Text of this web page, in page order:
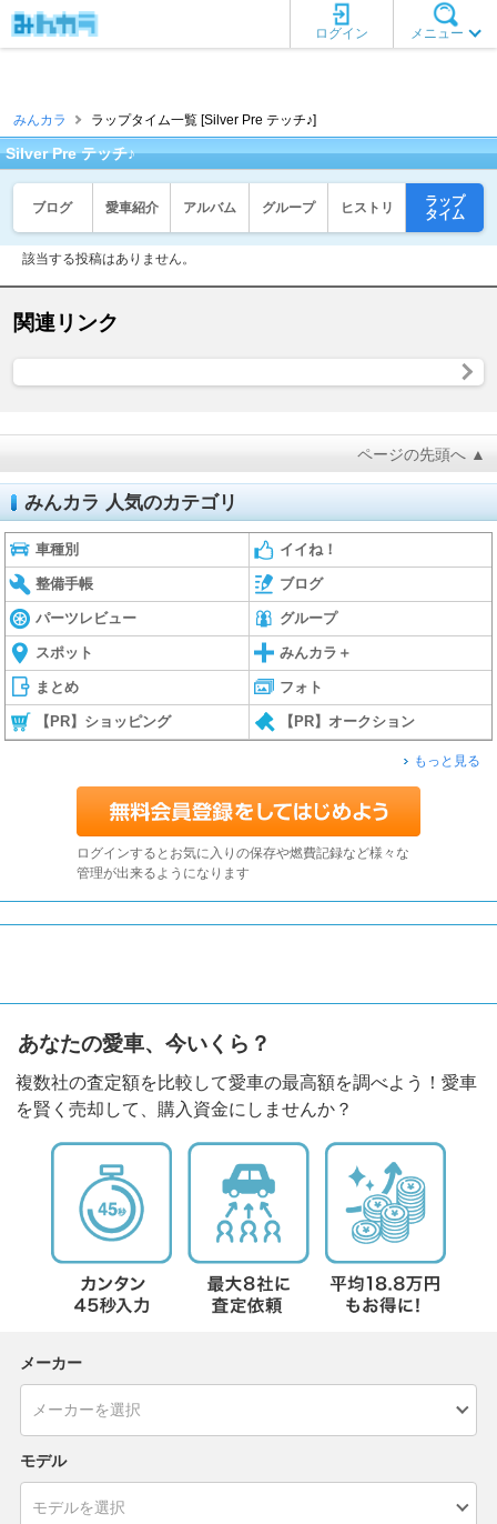
メニュー
ログイン
みんカラ ラップタイム一覧 [Silver Pre テッチ♪]
Silver Pre テッチ♪
ブログ 愛車紹介 アルバム グループ ヒストリ
ラップ
タイム
該当する投稿はありません。
関連リンク
ページの先頭へ ▲
みんカラ 人気のカテゴリ
車種別 イイね！
整備手帳 ブログ
パーツレビュー グループ
スポット みんカラ＋
まとめ フォト
【PR】ショッピング 【PR】オークション
もっと見る
ログインするとお気に入りの保存や燃費記録など様々な
管理が出来るようになります
あなたの愛車、今いくら？
複数社の査定額を比較して愛車の最高額を調べよう！愛車
を賢く売却して、購入資金にしませんか？
メーカー
モデル